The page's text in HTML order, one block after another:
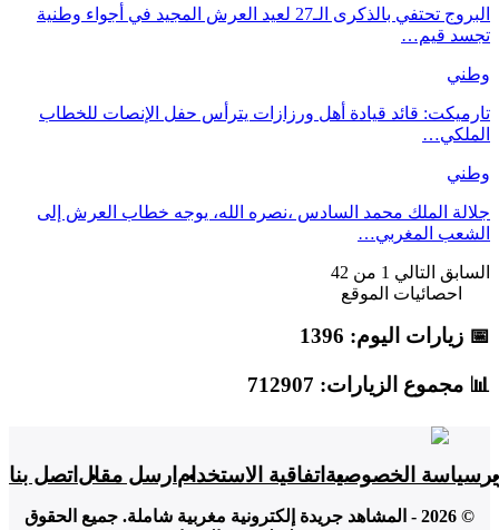
البروج تحتفي بالذكرى الـ27 لعيد العرش المجيد في أجواء وطنية
تجسد قيم…
وطني
تارميكت: قائد قيادة أهل ورزازات يترأس حفل الإنصات للخطاب
الملكي…
وطني
جلالة الملك محمد السادس ،نصره الله، يوجه خطاب العرش إلى
الشعب المغربي…
السابق التالي
احصائيات الموقع
📅 زيارات اليوم: 1396
📊 مجموع الزيارات: 712907
سياسة الخصوصيةاتفاقية الاستخدامارسل مقالاتصل بنا
© 2026 - المشاهد جريدة إلكترونية مغربية شاملة. جميع الحقوق